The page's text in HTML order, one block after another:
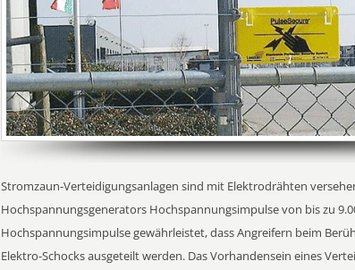
Stromzaun-Verteidigungsanlagen sind mit Elektrodrähten
Hochspannungsgenerators Hochspannungsimpulse von bis zu
Hochspannungsimpulse gewährleistet, dass Angreifern beim
Elektro-Schocks ausgeteilt werden. Das Vorhandensein eines